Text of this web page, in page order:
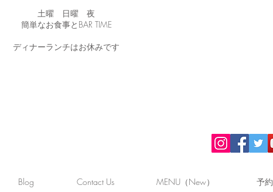
土曜 日曜 夜
簡単なお食事とBAR TIME
ディナーランチはお休みです
Blog Contact Us MENU（New） 予約